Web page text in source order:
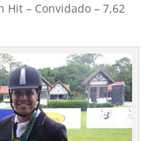
Hit – Convidado – 7,62